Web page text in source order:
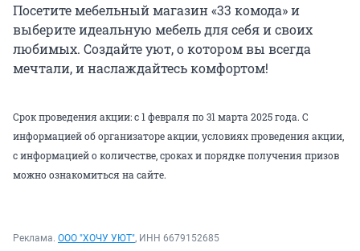
Посетите мебельный магазин «33 комода» и
выберите идеальную мебель для себя и своих
любимых. Создайте уют, о котором вы всегда
мечтали, и наслаждайтесь комфортом!
Срок проведения акции: с 1 февраля по 31 марта 2025 года. С
информацией об организаторе акции, условиях проведения акции,
с информацией о количестве, сроках и порядке получения призов
можно ознакомиться на сайте.
Реклама. ООО "ХОЧУ УЮТ", ИНН 6679152685